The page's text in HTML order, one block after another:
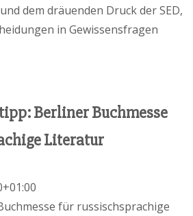
dem dräuenden Druck der SED,
in Gewissensfragen
Berliner Buchmesse
Literatur
für russischsprachige